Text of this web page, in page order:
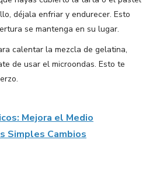
déjala enfriar y endurecer. Esto
se mantenga en su lugar.
calentar la mezcla de gelatina,
de usar el microondas. Esto te
Mejora el Medio
Simples Cambios